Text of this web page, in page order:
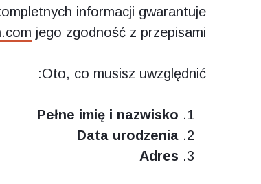
informacji gwarantuje
jego zgodność z przepisami.
Oto, co musisz uwzględnić:
Pełne imię i nazwisko
Data urodzenia
Adres